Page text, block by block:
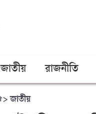
জাতীয় রাজনীতি
>জাতীয়